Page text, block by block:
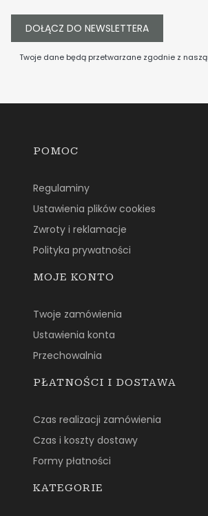
DOŁĄCZ DO NEWSLETTERA
Twoje dane będą przetwarzane zgodnie z naszą
Linki w stopce
POMOC
Regulaminy
Ustawienia plików cookies
Zwroty i reklamacje
Polityka prywatności
MOJE KONTO
Twoje zamówienia
Ustawienia konta
Przechowalnia
PŁATNOŚCI I DOSTAWA
Czas realizacji zamówienia
Czas i koszty dostawy
Formy płatności
KATEGORIE